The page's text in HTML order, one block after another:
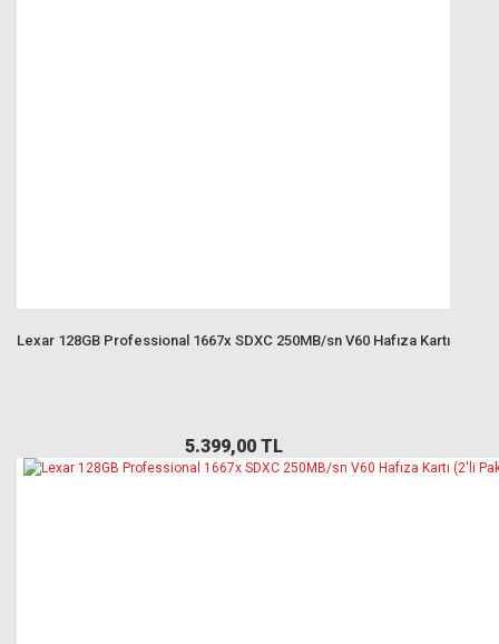
Lexar 128GB Professional 1667x SDXC 250MB/sn V60 Hafıza Kartı
5.399,00 TL